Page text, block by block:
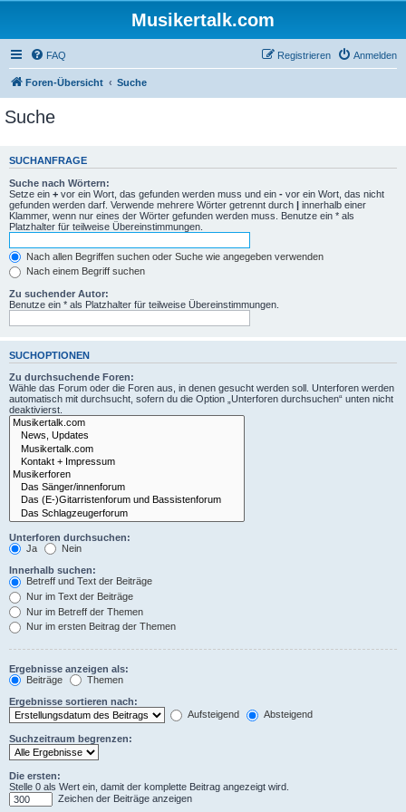
Musikertalk.com
FAQ Anmelden
Registrieren
Foren-Übersicht Suche
Suche
SUCHANFRAGE
Suche nach Wörtern:
Setze ein + vor ein Wort, das gefunden werden muss und ein - vor ein Wort, das nicht
gefunden werden darf. Verwende mehrere Wörter getrennt durch | innerhalb einer
Klammer, wenn nur eines der Wörter gefunden werden muss. Benutze ein * als
Platzhalter für teilweise Übereinstimmungen.
Nach allen Begriffen suchen oder Suche wie angegeben verwenden
Nach einem Begriff suchen
Zu suchender Autor:
Benutze ein * als Platzhalter für teilweise Übereinstimmungen.
SUCHOPTIONEN
Zu durchsuchende Foren:
Wähle das Forum oder die Foren aus, in denen gesucht werden soll. Unterforen werden
automatisch mit durchsucht, sofern du die Option „Unterforen durchsuchen“ unten nicht
deaktivierst.
Unterforen durchsuchen:
Ja
Nein
Innerhalb suchen:
Betreff und Text der Beiträge
Nur im Text der Beiträge
Nur im Betreff der Themen
Nur im ersten Beitrag der Themen
Ergebnisse anzeigen als:
Beiträge
Themen
Ergebnisse sortieren nach:
Aufsteigend
Absteigend
Suchzeitraum begrenzen:
Die ersten:
Stelle 0 als Wert ein, damit der komplette Beitrag angezeigt wird.
Zeichen der Beiträge anzeigen